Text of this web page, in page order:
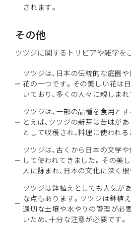
されます。
その他
ツツジに関するトリビアや雑学を
ツツジは、日本の伝統的な庭園
花の一つです。その美しい花は
いており、多くの人々に親しまれ
ツツジは、一部の品種を食用と
とえば、ツツジの新芽は苦味が
として収穫され、料理に使われる
ツツジは、古くから日本の文学
して使われてきました。その美
人に詠まれ、日本の文化に深く根
ツツジは鉢植えとしても人気が
な点もあります。ツツジは鉢植
適切な土壌や水やりの管理が必
いため、十分な注意が必要です。